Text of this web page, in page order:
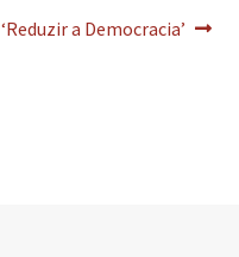
Artigo
‘Reduzir a Democracia’